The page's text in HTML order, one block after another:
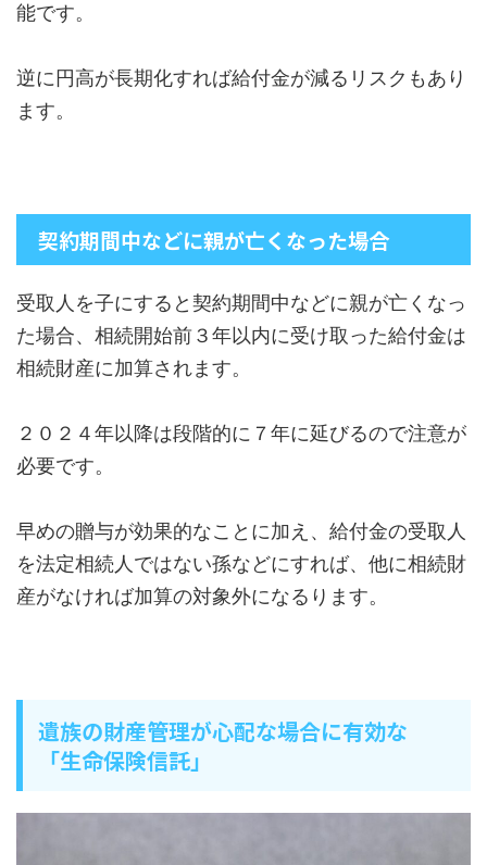
能です。
逆に円高が長期化すれば給付金が減るリスクもあり
ます。
契約期間中などに親が亡くなった場合
受取人を子にすると契約期間中などに親が亡くなっ
た場合、相続開始前３年以内に受け取った給付金は
相続財産に加算されます。
２０２４年以降は段階的に７年に延びるので注意が
必要です。
早めの贈与が効果的なことに加え、給付金の受取人
を法定相続人ではない孫などにすれば、他に相続財
産がなければ加算の対象外になるります。
遺族の財産管理が心配な場合に有効な
「生命保険信託」